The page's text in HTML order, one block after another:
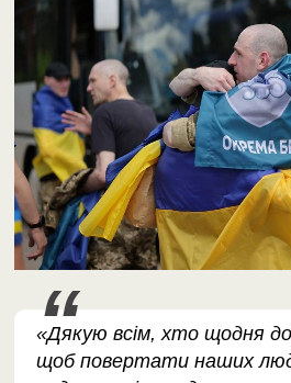
«Дякую всім, хто щодня
щоб повертати наших